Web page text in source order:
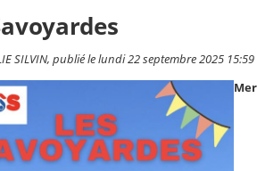
SILVIN, publié le lundi 22 septembre 2025